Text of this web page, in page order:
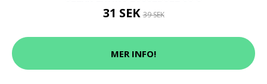
31 SEK39 SEK
MER INFO!